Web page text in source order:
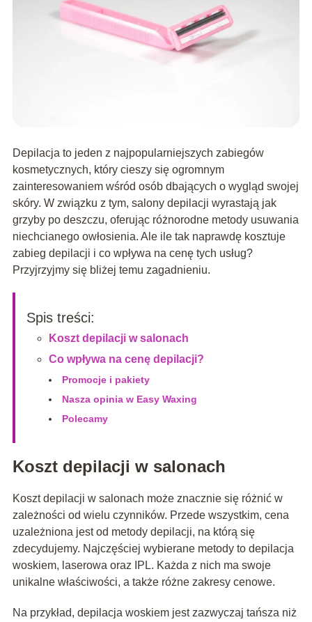
Depilacja to jeden z najpopularniejszych zabiegów
kosmetycznych, który cieszy się ogromnym
zainteresowaniem wśród osób dbających o wygląd swojej
skóry. W związku z tym, salony depilacji wyrastają jak
grzyby po deszczu, oferując różnorodne metody usuwania
niechcianego owłosienia. Ale ile tak naprawdę kosztuje
zabieg depilacji i co wpływa na cenę tych usług?
Przyjrzyjmy się bliżej temu zagadnieniu.
Spis treści:
Koszt depilacji w salonach
Co wpływa na cenę depilacji?
Promocje i pakiety
Nasza opinia w Easy Waxing
Polecamy
Koszt depilacji w salonach
Koszt depilacji w salonach może znacznie się różnić w
zależności od wielu czynników. Przede wszystkim, cena
uzależniona jest od metody depilacji, na którą się
zdecydujemy. Najczęściej wybierane metody to depilacja
woskiem, laserowa oraz IPL. Każda z nich ma swoje
unikalne właściwości, a także różne zakresy cenowe.
Na przykład, depilacja woskiem jest zazwyczaj tańsza niż